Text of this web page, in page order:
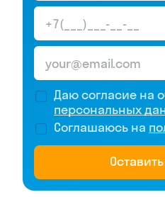
Даю согласие на
персональных
Соглашаюсь на